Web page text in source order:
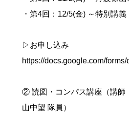
・第4回：12/5(金) ～特別講
▷お申し込み
https://docs.google.com/
② 読図・コンパス講座（講師
山中望 隊員）